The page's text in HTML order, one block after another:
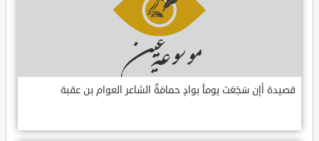
قصيدة أإن سَجَعَت يوماً بوادٍ حمامَةٌ الشاعر العوام بن عقبة